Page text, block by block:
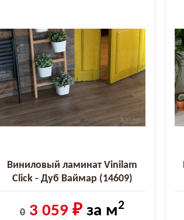
Виниловый ламинат Vinilam
Click - Дуб Ваймар (14609)
(14609-326770008)
0 3 059 ₽ за м2